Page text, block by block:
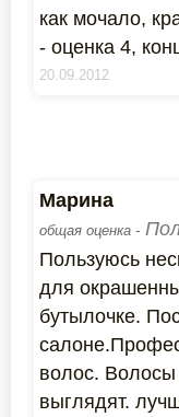
как мочало,
- оценка 4,
20.09.2012
Марина
общая оценка -
Пользуюсь
для
бутылочке.
волос.
выглядят.